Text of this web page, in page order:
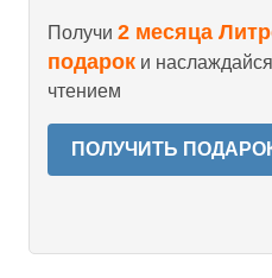
Получи 2 месяца
подарок и
чтением
ПОЛУЧИТЬ